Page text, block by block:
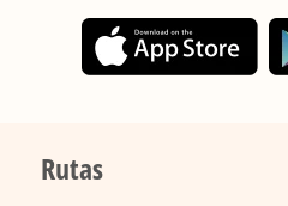
Rutas